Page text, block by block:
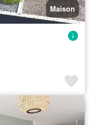
Maison